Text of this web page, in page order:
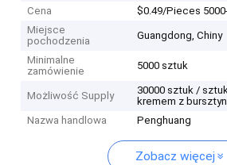
Cena
$0.49/Pieces
Miejsce
pochodzenia
Guangdong, Chiny
Minimalne
zamówienie
5000 sztuk
Możliwość Supply
30000 sztuk /
kremem z
Nazwa handlowa
Penghuang
Zobacz więcej